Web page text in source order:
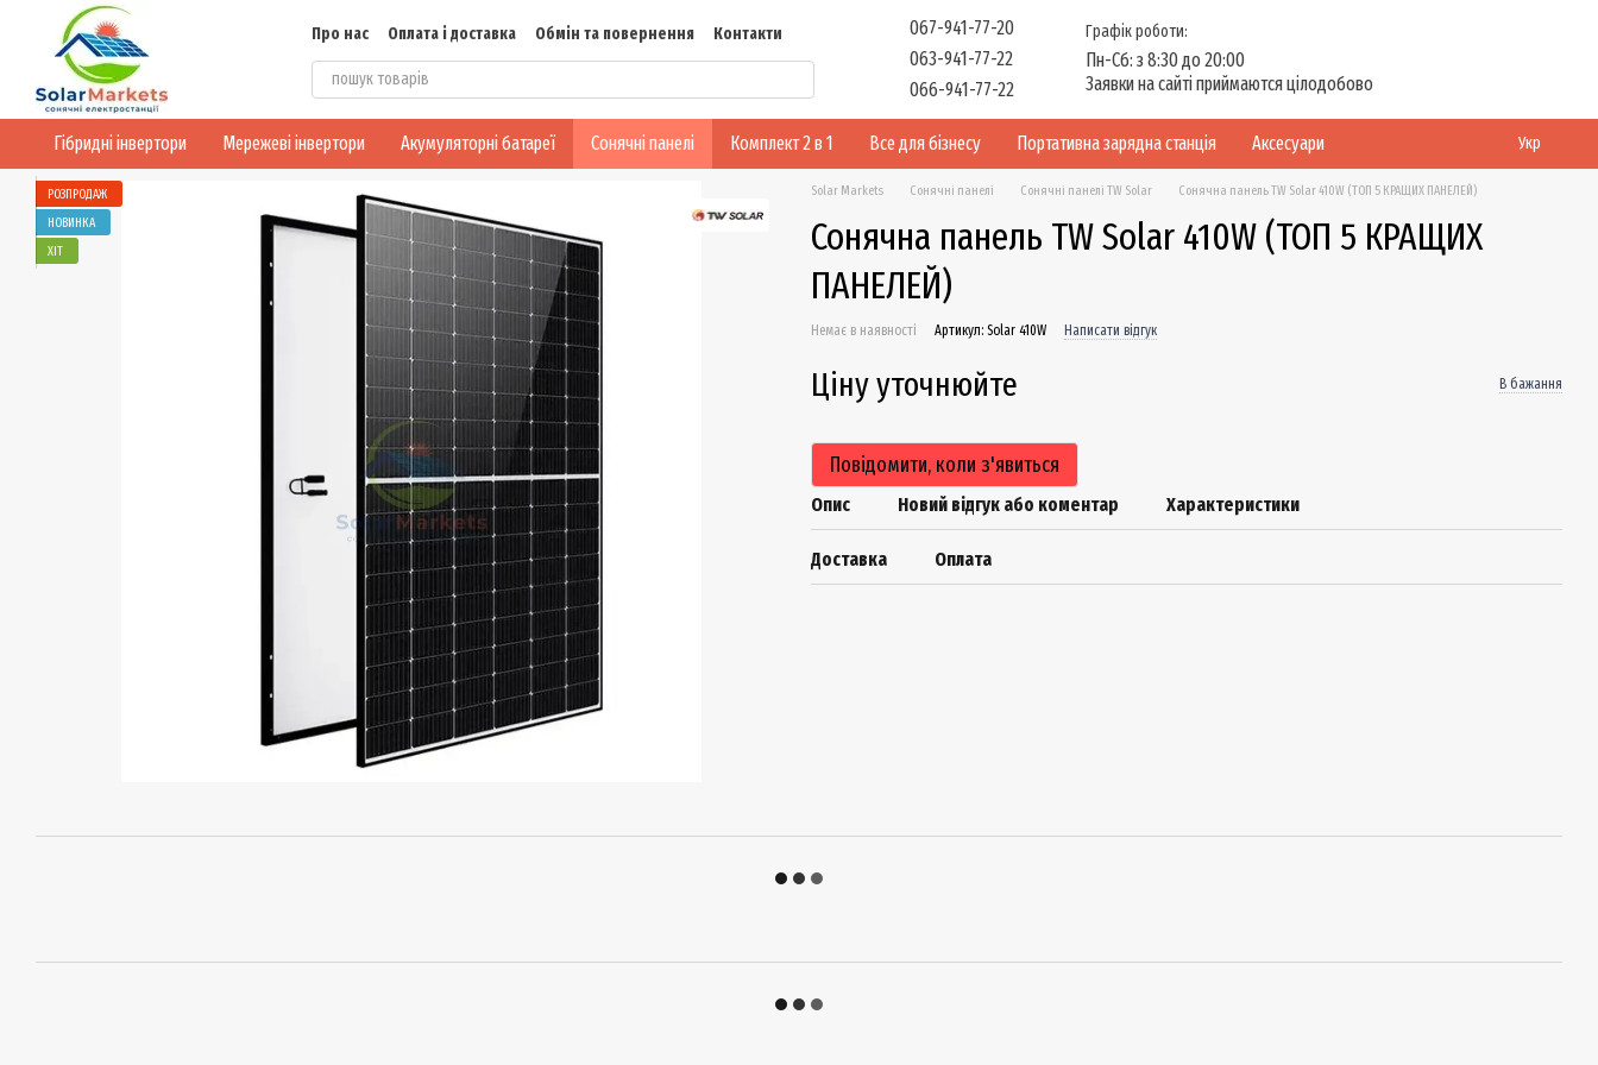
Перейти до основного контенту
Про нас Оплата і доставка Обмін та повернення
Контакти
Блог
Конфіденційність Відгуки
067-941-77-20
063-941-77-22
066-941-77-22
Графік роботи:
Пн-Сб: з 8:30 до 20:00
Заявки на сайті приймаются цілодобово
Гібридні інвертори Мережеві інвертори Акумуляторні батареї Сонячні панелі Комплект 2 в 1 Все для бізнесу Портативна зарядна станція Аксесуари Укр
РОЗПРОДАЖ
НОВИНКА
ХІТ
Solar Markets Сонячні панелі Сонячні панелі TW Solar Сонячна панель TW Solar 410W (ТОП 5 КРАЩИХ ПАНЕЛЕЙ)
Сонячна панель TW Solar 410W (ТОП 5 КРАЩИХ
ПАНЕЛЕЙ)
Немає в наявності Артикул: Solar 410W Написати відгук
Ціну уточнюйте В бажання
Повідомити, коли з'явиться
Опис Новий відгук або коментар Характеристики
Доставка Оплата